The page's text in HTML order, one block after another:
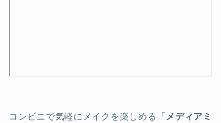
コンビニで気軽にメイクを楽しめる「 メディアミ